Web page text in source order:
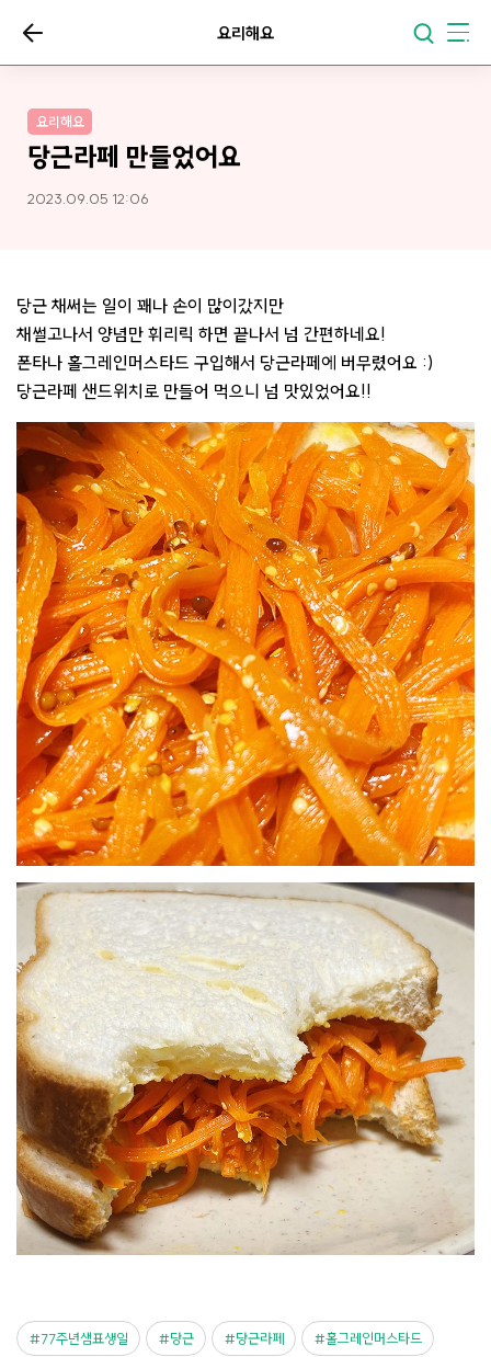
요리해요
요리해요
당근라페 만들었어요
2023.09.05 12:06
당근 채써는 일이 꽤나 손이 많이갔지만
채썰고나서 양념만 휘리릭 하면 끝나서 넘 간편하네요!
폰타나 홀그레인머스타드 구입해서 당근라페에 버무렸어요 :)
당근라페 샌드위치로 만들어 먹으니 넘 맛있었어요!!
77주년샘표생일 당근 당근라페 홀그레인머스타드